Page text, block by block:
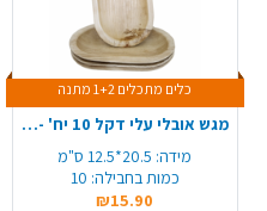
כלים מתכלים 1+2 מתנה
מגש אובלי עלי דקל 10 יח' - בינוני
מידה: 20.5*12.5 ס"מ
כמות בחבילה: 10
₪15.90